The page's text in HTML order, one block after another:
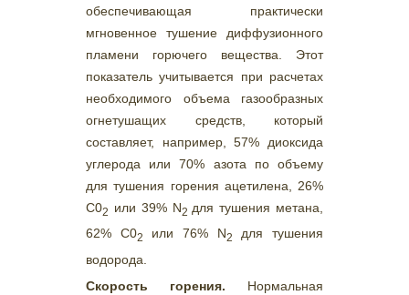
обеспечивающая практически
мгновенное тушение диффузионного
пламени горючего вещества. Этот
показатель учитывается при расчетах
необходимого объема газообразных
огнетушащих средств, который
составляет, например, 57% диоксида
углерода или 70% азота по объему
для тушения горения ацетилена, 26%
С02 или 39% N2для тушения метана,
62% С02 или 76% N2
для тушения
водорода.
Скорость горения. Нормальная